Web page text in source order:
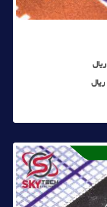
ریال
ریال